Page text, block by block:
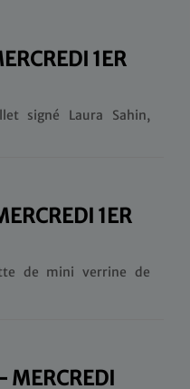
1ER
signé Laura Sahin,
1ER
de mini verrine de
MERCREDI